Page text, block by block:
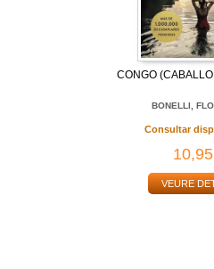
CONGO
BONELLI,
Consultar
VEURE